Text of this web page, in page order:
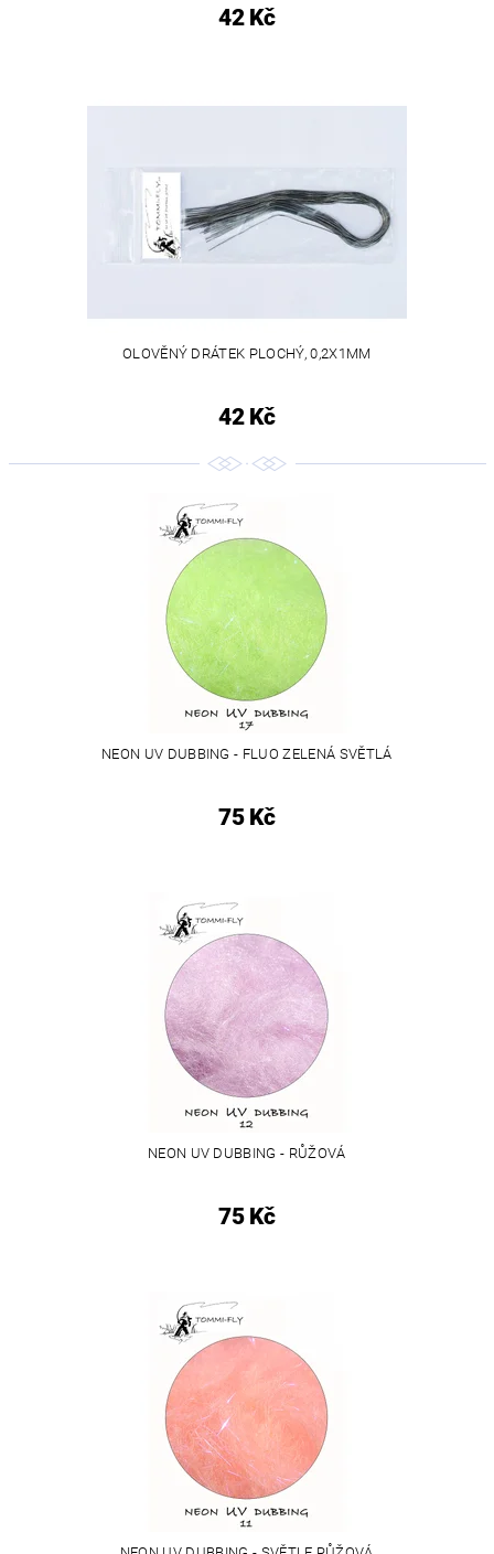
42 Kč
OLOVĚNÝ DRÁTEK PLOCHÝ, 0,2X1MM
42 Kč
NEON UV DUBBING - FLUO ZELENÁ SVĚTLÁ
75 Kč
NEON UV DUBBING - RŮŽOVÁ
75 Kč